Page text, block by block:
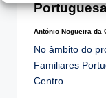
Posted
António Nogueira da
No âmbito do
Familiares
Centro…